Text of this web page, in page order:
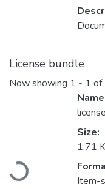
License bundle
Now showing 1 - 1 of
Loading...
Size:
1.71
Item-